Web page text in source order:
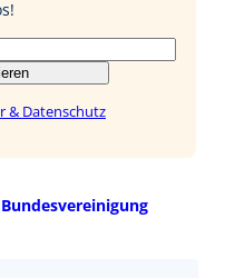
& Datenschutz